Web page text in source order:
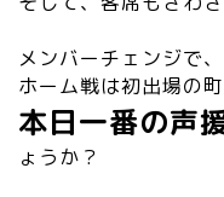
メンバーチェンジで、
ホーム戦は初出場の
本日一番の声
ょうか？